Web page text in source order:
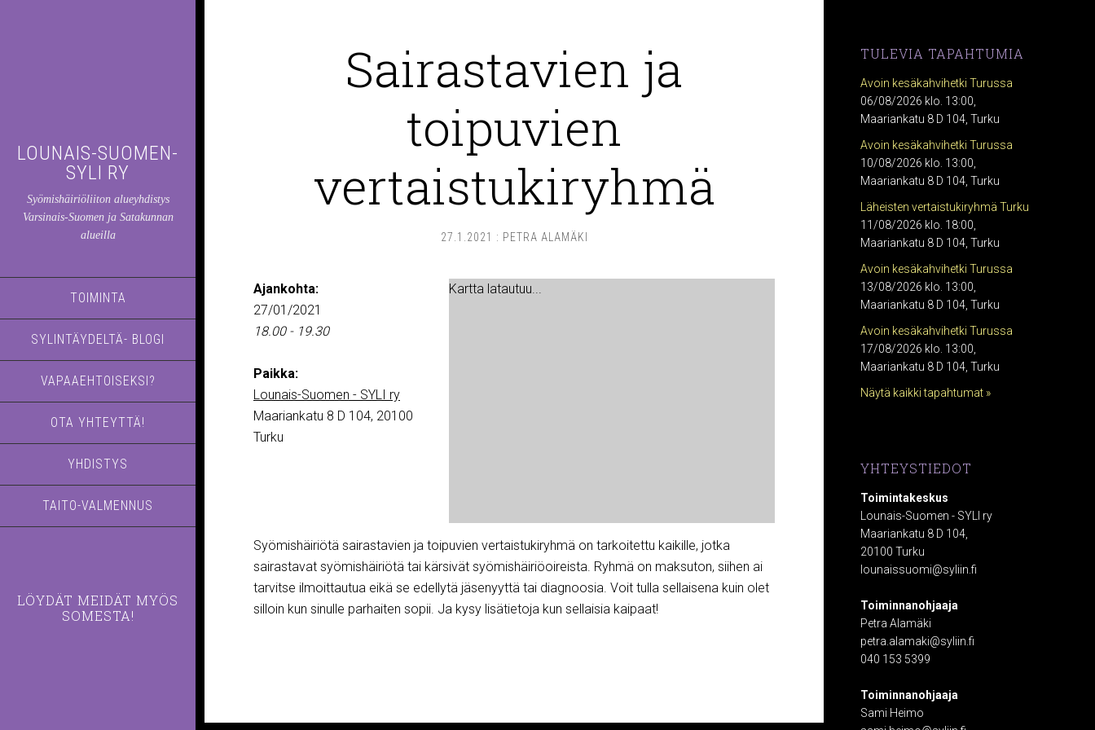
LOUNAIS-SUOMEN-
SYLI RY
Syömishäiriöliiton alueyhdistys
Varsinais-Suomen ja Satakunnan
alueilla
TOIMINTA
SYLINTÄYDELTÄ- BLOGI
VAPAAEHTOISEKSI?
OTA YHTEYTTÄ!
YHDISTYS
TAITO-VALMENNUS
LÖYDÄT MEIDÄT MYÖS
SOMESTA!
Sairastavien ja
toipuvien
vertaistukiryhmä
27.1.2021 : PETRA ALAMÄKI
Kartta latautuu...
Ajankohta:
27/01/2021
18.00 - 19.30
Paikka:
Lounais-Suomen - SYLI ry
Maariankatu 8 D 104, 20100
Turku
Syömishäiriötä sairastavien ja toipuvien vertaistukiryhmä on tarkoitettu kaikille, jotka
sairastavat syömishäiriötä tai kärsivät syömishäiriöoireista. Ryhmä on maksuton, siihen ai
tarvitse ilmoittautua eikä se edellytä jäsenyyttä tai diagnoosia. Voit tulla sellaisena kuin olet
silloin kun sinulle parhaiten sopii. Ja kysy lisätietoja kun sellaisia kaipaat!
TULEVIA TAPAHTUMIA
Avoin kesäkahvihetki Turussa
06/08/2026 klo. 13:00,
Maariankatu 8 D 104, Turku
Avoin kesäkahvihetki Turussa
10/08/2026 klo. 13:00,
Maariankatu 8 D 104, Turku
Läheisten vertaistukiryhmä Turku
11/08/2026 klo. 18:00,
Maariankatu 8 D 104, Turku
Avoin kesäkahvihetki Turussa
13/08/2026 klo. 13:00,
Maariankatu 8 D 104, Turku
Avoin kesäkahvihetki Turussa
17/08/2026 klo. 13:00,
Maariankatu 8 D 104, Turku
Näytä kaikki tapahtumat »
YHTEYSTIEDOT
Toimintakeskus
Lounais-Suomen - SYLI ry
Maariankatu 8 D 104,
20100 Turku
lounaissuomi@syliin.fi
Toiminnanohjaaja
Petra Alamäki
petra.alamaki@syliin.fi
040 153 5399
Toiminnanohjaaja
Sami Heimo